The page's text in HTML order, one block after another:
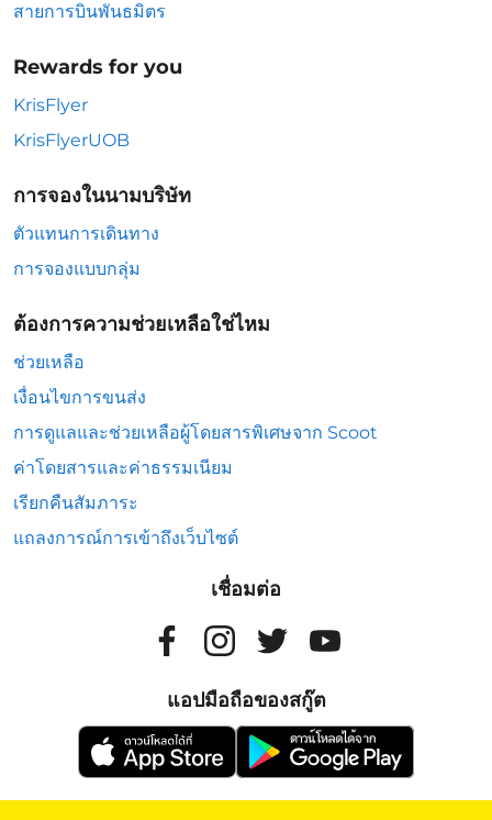
สายการบินพันธมิตร
Rewards for you
KrisFlyer
KrisFlyerUOB
การจองในนามบริษัท
ตัวแทนการเดินทาง
การจองแบบกลุ่ม
ต้องการความช่วยเหลือใช่ไหม
ช่วยเหลือ
เงื่อนไขการขนส่ง
การดูแลและช่วยเหลือผู้โดยสารพิเศษจาก Scoot
ค่าโดยสารและค่าธรรมเนียม
เรียกคืนสัมภาระ
แถลงการณ์การเข้าถึงเว็บไซต์
เชื่อมต่อ
แอปมือถือของสกู๊ต